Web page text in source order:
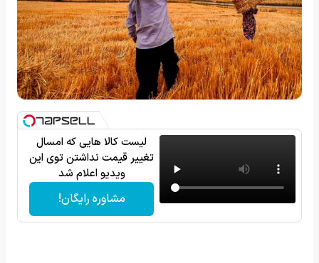
لیست کالا هایی که امسال
تغییر قیمت نداشتن توی این
ویدیو اعلام شد
مشاوره رایگان!